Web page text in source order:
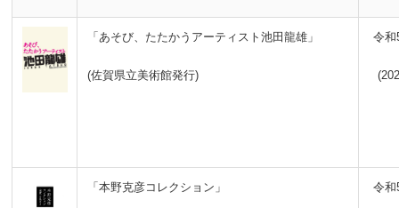
「あそび、たたかうアーティスト池田龍雄」
(佐賀県立美術館発行)
令和
「本野克彦コレクション」 令和